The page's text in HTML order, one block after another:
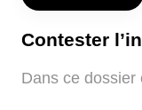
Contester
Dans ce